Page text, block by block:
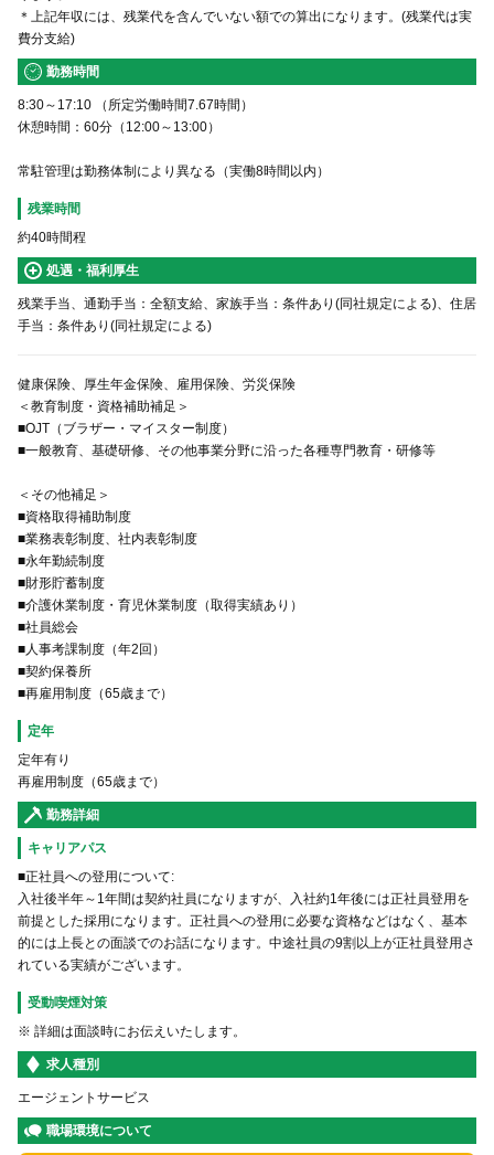
＊上記年収には、残業代を含んでいない額での算出になります。(残業代は実
費分支給)
勤務時間
8:30～17:10 （所定労働時間7.67時間）
休憩時間：60分（12:00～13:00）
常駐管理は勤務体制により異なる（実働8時間以内）
残業時間
約40時間程
処遇・福利厚生
残業手当、通勤手当：全額支給、家族手当：条件あり(同社規定による)、住居
手当：条件あり(同社規定による)
健康保険、厚生年金保険、雇用保険、労災保険
＜教育制度・資格補助補足＞
■OJT（ブラザー・マイスター制度）
■一般教育、基礎研修、その他事業分野に沿った各種専門教育・研修等
＜その他補足＞
■資格取得補助制度
■業務表彰制度、社内表彰制度
■永年勤続制度
■財形貯蓄制度
■介護休業制度・育児休業制度（取得実績あり）
■社員総会
■人事考課制度（年2回）
■契約保養所
■再雇用制度（65歳まで）
定年
定年有り
再雇用制度（65歳まで）
勤務詳細
キャリアパス
■正社員への登用について:
入社後半年～1年間は契約社員になりますが、入社約1年後には正社員登用を
前提とした採用になります。正社員への登用に必要な資格などはなく、基本
的には上長との面談でのお話になります。中途社員の9割以上が正社員登用さ
れている実績がございます。
受動喫煙対策
※ 詳細は面談時にお伝えいたします。
求人種別
エージェントサービス
職場環境について